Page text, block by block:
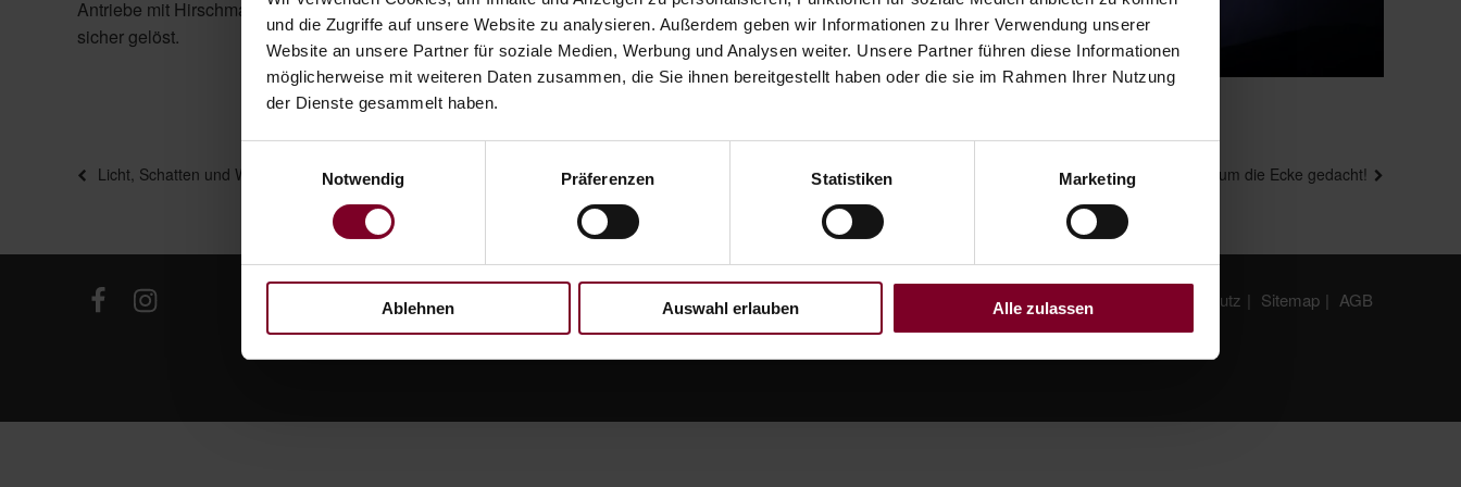
und die Zugriffe auf unsere Website zu analysieren. Außerdem geben wir Informationen zu Ihrer Verwendung unserer
Website an unsere Partner für soziale Medien, Werbung und Analysen weiter. Unsere Partner führen diese Informationen
möglicherweise mit weiteren Daten zusammen, die Sie ihnen bereitgestellt haben oder die sie im Rahmen Ihrer Nutzung
der Dienste gesammelt haben.
Notwendig
Präferenzen Statistiken Marketing
Ablehnen Auswahl erlauben Alle zulassen
Antriebe mit Hirschmannkupplung geeignet und problemlos nachrüstbar. Überspannungsschutz clever und
sicher gelöst.
Beitragsnavigation
Vorheriger
Licht, Schatten und Wärme bequem per Knopdruck steuern?
Nächster
Sonnenschutz um die Ecke gedacht!
Datenschutz Sitemap
AGB
Haas Sonnenschutz und Rolladentechnik GmbH
Blochmattenstr. 8 79331 Teningen-Köndringen